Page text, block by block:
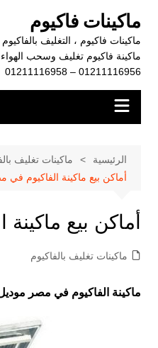
المحتوى
ماكينات فاكيوم
ماكينات فاكيوم ، التغليف
01211116956 – 01211116958
الرئيسية
ماكينات تغليف
أماكن بيع ماكينة الفاكيوم في
أماكن بيع
ماكينات تغليف بالفاكيوم
ماكينة الفاكيوم في مصر موديل 601 ماركة مهندس